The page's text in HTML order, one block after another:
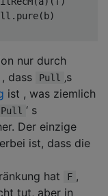
. pure(b)
nur durch
dass Pull ‚s
ist , was ziemlich
Pull ‘ s
Der einzige
ist, dass die
hat F ,
tut, aber in